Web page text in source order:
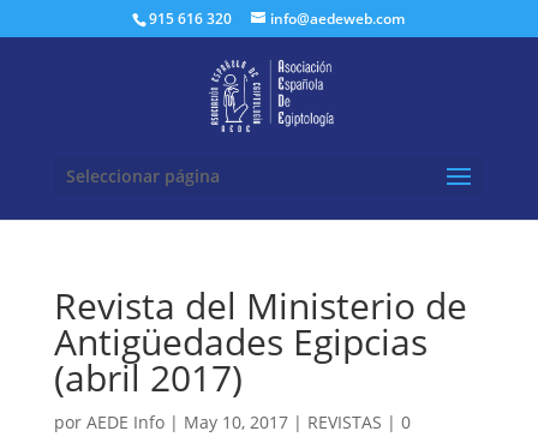
915 616 320 info@aedeweb.com
Seleccionar página
Revista del Ministerio de
Antigüedades Egipcias
(abril 2017)
por AEDE Info| May 10, 2017| REVISTAS | 0